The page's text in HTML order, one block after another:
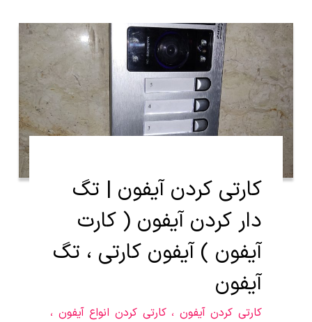
کارتی کردن آیفون | تگ
دار کردن آیفون ( کارت
آیفون ) آیفون کارتی ، تگ
آیفون
کارتی کردن آیفون ، کارتی کردن انواع آیفون ،